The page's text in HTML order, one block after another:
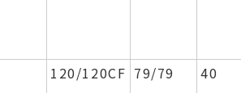
120/120CF 79/79 40